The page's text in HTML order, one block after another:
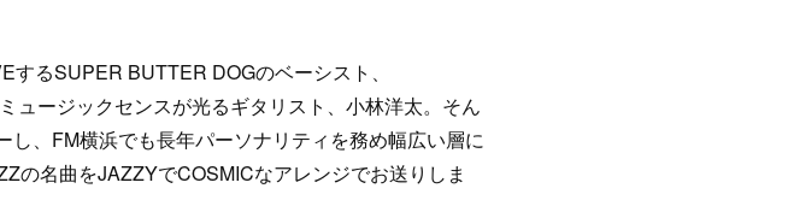
るSUPER BUTTER DOGのベーシスト、
ュージックセンスが光るギタリスト、小林洋太。そん
、FM横浜でも長年パーソナリティを務め幅広い層に
の名曲をJAZZYでCOSMICなアレンジでお送りしま